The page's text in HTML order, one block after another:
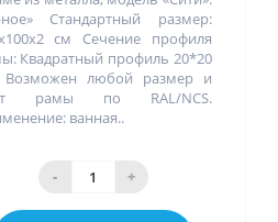
Стандартный размер:
см Сечение профиля
Квадратный профиль 20*20
любой размер и
рамы по RAL/NCS.
ванная..
- +